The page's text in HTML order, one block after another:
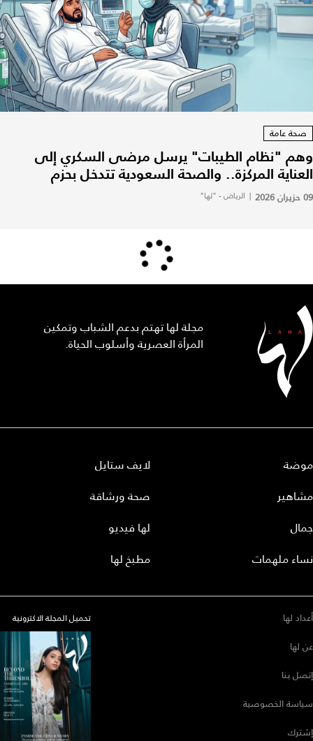
صحة عامة
وهم "نظام الطيبات" يرسل مرضى السكري إلى
العناية المركزة.. والصحة السعودية تتدخل بحزم
09 حزيران 2026 | الرياض - "لها"
مجلة لها تهتم بدعم الشباب وتمكين
المرأة العصرية وأسلوب الحياة.
موضة
مشاهير
جمال
نساء ملهمات
لايف ستايل
صحة ورشاقة
لها فيديو
مطبخ لها
أعداد لها
عن لها
إتصل بنا
سياسة الخصوصية
إشترك
تحميل المجلة الاكترونية